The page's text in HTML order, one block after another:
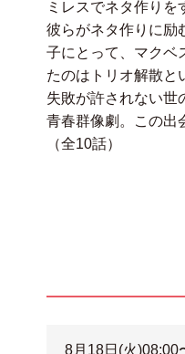
ミレスでネタ作り
彼らがネタ作りに励
子にとって、マク
たのはトリオ解散
失敗が許されない世
青春群像劇。この出
（全10話）
8月18日(火)08:00